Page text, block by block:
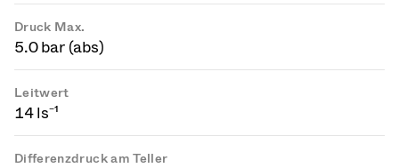
Druck Max.
5.0 bar (abs)
Leitwert
14 ls⁻¹
Differenzdruck am Teller